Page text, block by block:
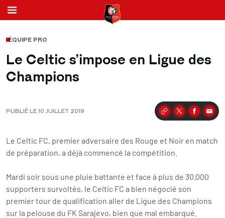
ÉQUIPE PRO
Le Celtic s’impose en Ligue des
Champions
PUBLIÉ LE 10 JUILLET 2019 Partager
Le Celtic FC, premier adversaire des Rouge et Noir en match
de préparation, a déjà commencé la compétition.
Mardi soir sous une pluie battante et face à plus de 30.000
supporters survoltés, le Celtic FC a bien négocié son
premier tour de qualification aller de Ligue des Champions
sur la pelouse du FK Sarajevo, bien que mal embarqué.